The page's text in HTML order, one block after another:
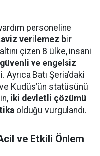
personeline
verilemez bir
çizen 8 ülke, insani
ve engelsiz
Batı Şeria’daki
ve Kudüs’ün statüsünü
iki devletli çözümü
olduğu vurgulandı.
ve Etkili Önlem